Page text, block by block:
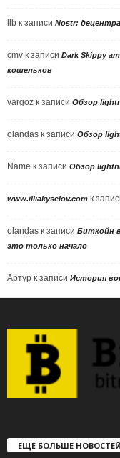
llb к записи Nostr:
cmv к записи Dark Skippy
кошельков
vargoz к записи Обзор
olandas к записи Обзор
Name к записи Обзор
www.illiakyselov.com к
olandas к записи Биткойн
это только начало
Артур к записи История
ЕЩЁ БОЛЬШЕ НОВОСТЕЙ